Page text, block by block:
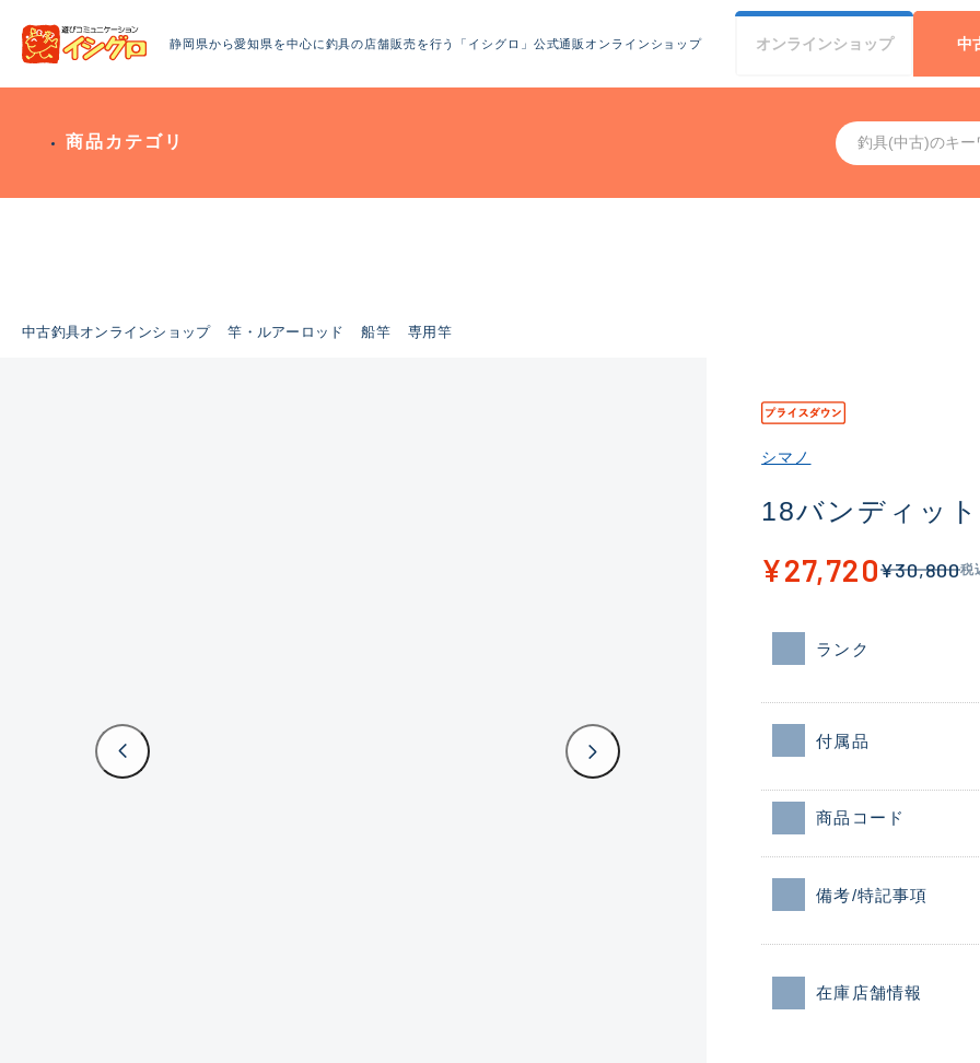
静岡県から愛知県を中心に釣具の店舗販売を行う「イシグロ」公式通販オンラインショップ オンラインショップ 中
商品カテゴリ
中古釣具オンラインショップ 竿・ルアーロッド 船竿 専用竿
シマノ
18バンディッ
¥27,720¥30,800税
ランク
付属品
商品コード
備考/特記事項
在庫店舗情報